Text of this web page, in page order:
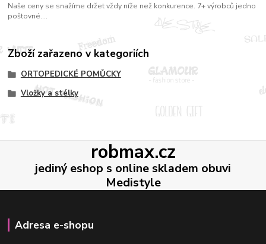
Naše ceny se snažíme držet vždy níže než konkurence. 7+ výrobců jedno
poštovné....
Zboží zařazeno v kategoriích
ORTOPEDICKÉ POMŮCKY
Vložky a stélky
robmax.cz
jediný eshop s online skladem obuvi
Medistyle
Adresa e-shopu